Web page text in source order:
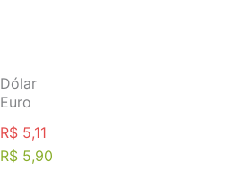
Dólar
Euro
R$ 5,11
R$ 5,90